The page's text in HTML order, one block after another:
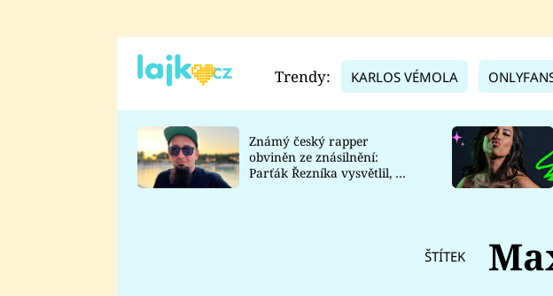
TADEÁŠ KUBĚNKA
DATEL
Trendy: KARLOS VÉMOLA
Známý český rapper
obviněn ze znásilnění:
Parťák Řezníka vysvětlil, co
ŠTÍTEK